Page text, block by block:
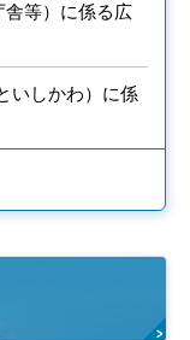
舎等）に係る広
いしかわ）に係